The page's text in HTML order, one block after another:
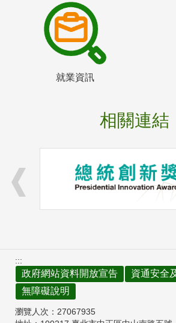
就業資訊
相關連結
:::
政府網站資料開放宣告
資通安全
無障礙說明
瀏覽人次： 27067935